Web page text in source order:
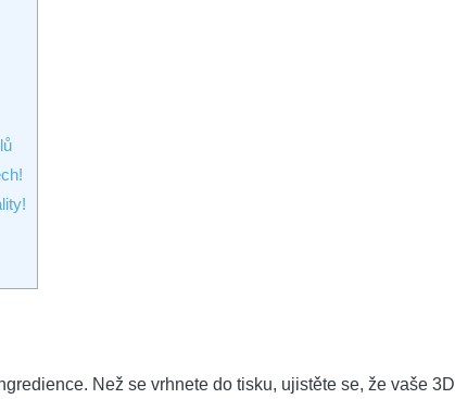
Než se vrhnete do tisku, ujistěte se, že vaše 3D